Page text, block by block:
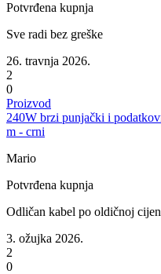
Potvrđena kupnja
Sve radi bez greške
26. travnja 2026.
2
0
Proizvod
240W brzi punjački i
m - crni
Mario
Potvrđena kupnja
Odličan kabel po oldičnoj
3. ožujka 2026.
2
0